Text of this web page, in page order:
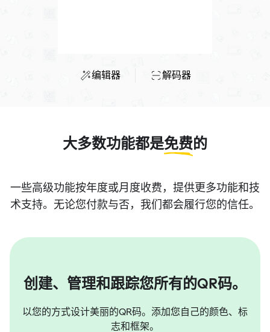
编辑器 解码器
大多数功能都是免费的
一些高级功能按年度或月度收费，提供更多功能和技
术支持。无论您付款与否，我们都会履行您的信任。
创建、管理和跟踪您所有的QR码。
以您的方式设计美丽的QR码。添加您自己的颜色、标
志和框架。